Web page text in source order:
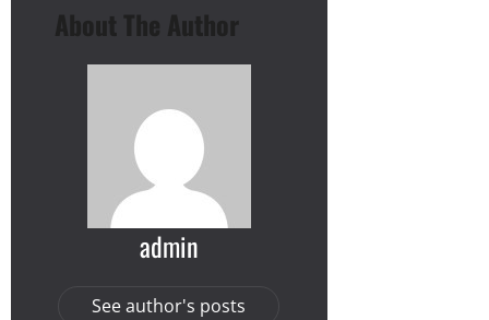
About The Author
admin
See author's posts